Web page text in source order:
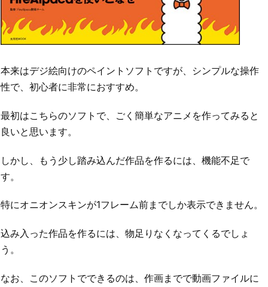
本来はデジ絵向けのペイントソフトですが、シンプルな操作
性で、初心者に非常におすすめ。
最初はこちらのソフトで、ごく簡単なアニメを作ってみると
良いと思います。
しかし、もう少し踏み込んだ作品を作るには、機能不足で
す。
特にオニオンスキンが1フレーム前までしか表示できません。
込み入った作品を作るには、物足りなくなってくるでしょ
う。
なお、このソフトでできるのは、作画までで動画ファイルに